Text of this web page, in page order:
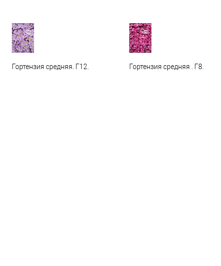
Гортензия средняя. Г12. Гортензия средняя . Г8.